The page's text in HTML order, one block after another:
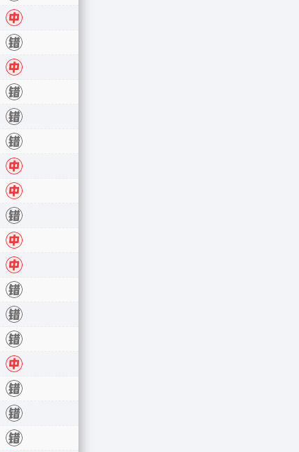
中
错
中
错
错
错
中
中
错
中
中
错
错
错
中
错
错
错